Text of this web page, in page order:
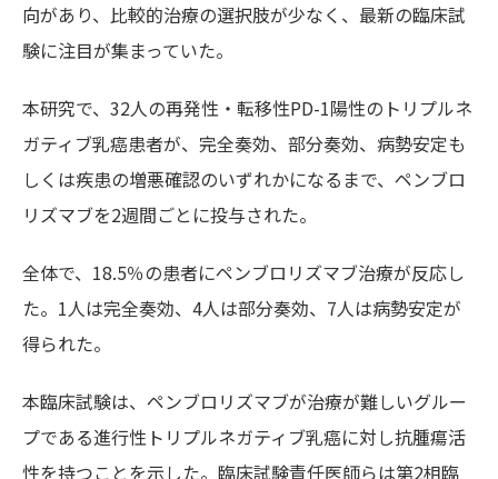
向があり、比較的治療の選択肢が少なく、最新の臨床試
験に注目が集まっていた。
本研究で、32人の再発性・転移性PD-1陽性のトリプルネ
ガティブ乳癌患者が、完全奏効、部分奏効、病勢安定も
しくは疾患の増悪確認のいずれかになるまで、ペンブロ
リズマブを2週間ごとに投与された。
全体で、18.5％の患者にペンブロリズマブ治療が反応し
た。1人は完全奏効、4人は部分奏効、7人は病勢安定が
得られた。
本臨床試験は、ペンブロリズマブが治療が難しいグルー
プである進行性トリプルネガティブ乳癌に対し抗腫瘍活
性を持つことを示した。臨床試験責任医師らは第2相臨